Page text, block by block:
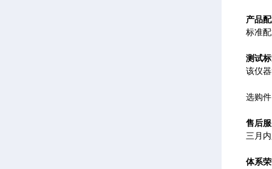
产品
标准
测试
该仪
选购
售后
三月
体系